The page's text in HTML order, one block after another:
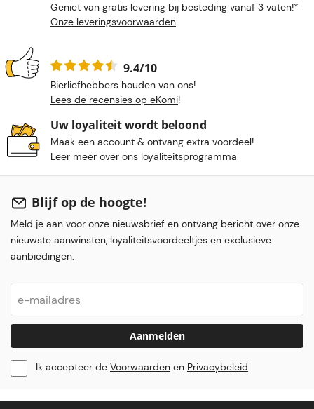
Geniet van gratis levering bij besteding vanaf 3 vaten!*
Onze leveringsvoorwaarden
9.4/10
Bierliefhebbers houden van ons!
Lees de recensies op eKomi!
Uw loyaliteit wordt beloond
Maak een account & ontvang extra voordeel!
Leer meer over ons loyaliteitsprogramma
Blijf op de hoogte!
Meld je aan voor onze nieuwsbrief en ontvang bericht over onze
nieuwste aanwinsten, loyaliteitsvoordeeltjes en exclusieve
aanbiedingen.
Aanmelden
Ik accepteer de Voorwaarden en Privacybeleid